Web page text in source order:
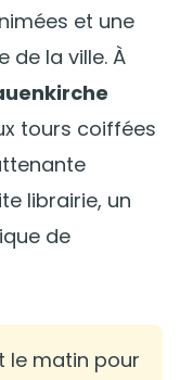
et une
de la ville. À
tours coiffées
librairie, un
de
le matin pour